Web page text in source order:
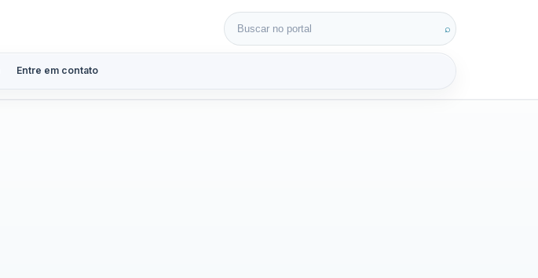
Entre em contato
Buscar por: ⌕